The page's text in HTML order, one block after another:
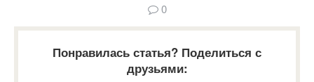
0
Понравилась статья? Поделиться с
друзьями: